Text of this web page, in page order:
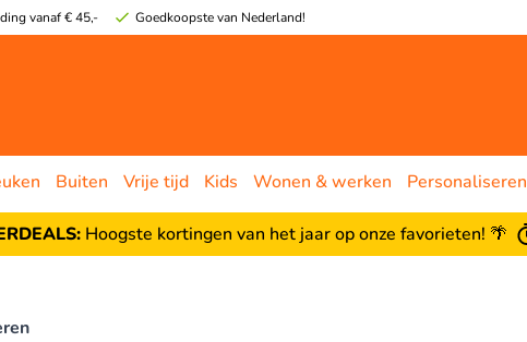
vanaf € 45,- Goedkoopste van Nederland!
Buiten Vrije tijd Kids Wonen & werken Personaliseren
Hoogste kortingen van het jaar op onze favorieten! 🌴